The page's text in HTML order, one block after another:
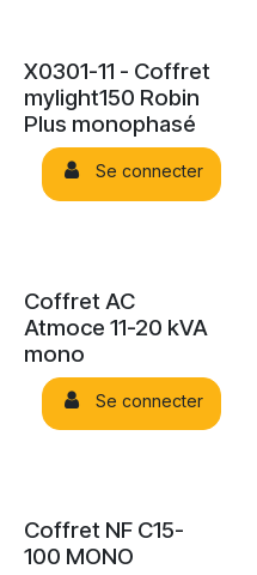
X0301-11 - Coffret
mylight150 Robin
Plus monophasé
Se connecter
Coffret AC
Atmoce 11-20 kVA
mono
Se connecter
Coffret NF C15-
100 MONO